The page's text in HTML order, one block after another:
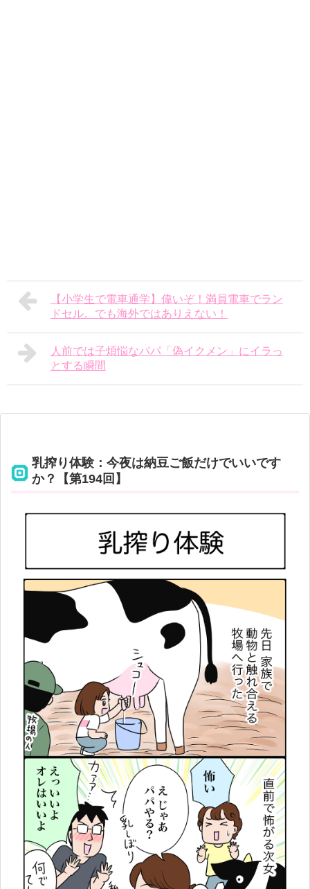
【小学生で電車通学】偉いぞ！満員電車でラン
ドセル。でも海外ではありえない！
人前では子煩悩なパパ「偽イクメン」にイラっ
とする瞬間
乳搾り体験：今夜は納豆ご飯だけでいいです
か？【第194回】